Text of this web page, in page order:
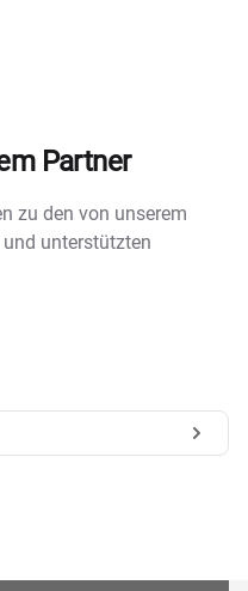
Partner
zu den von unserem
unterstützten